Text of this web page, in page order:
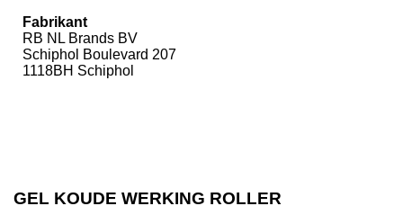
Fabrikant
RB NL Brands BV
Schiphol Boulevard 207
1118BH Schiphol
GEL KOUDE WERKING ROLLER